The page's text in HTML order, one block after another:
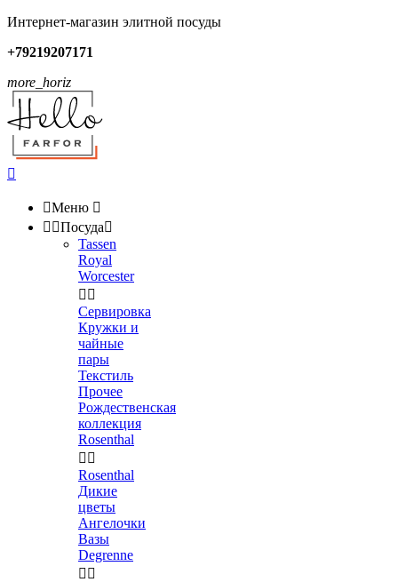
Интернет-магазин элитной посуды
+79219207171
more_horiz

Меню 
 Посуда
Tassen
Royal
Worcester
 
Сервировка
Кружки и
чайные
пары
Текстиль
Прочее
Рождественская
коллекция
Rosenthal
 
Rosenthal
Дикие
цветы
Ангелочки
Вазы
Degrenne
 